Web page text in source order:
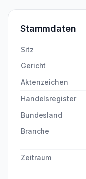
Stammdaten
Sitz
Gericht
Aktenzeichen
Handelsregister
Bundesland
Branche
Zeitraum